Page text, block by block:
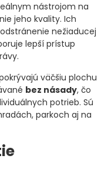
nástrojom na
jeho kvality. Ich
nežiaducej
lepší prístup
väčšiu plochu
bez násady, čo
potrieb. Sú
parkoch aj na